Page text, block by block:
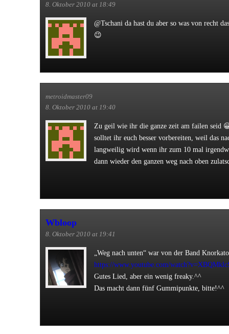
8. Oktober 2010 at 18:49
@Tschani da hast du aber so was von recht
😉
metroidmaster09
8. Oktober 2010 at 19:40
Zu geil wie ihr die ganze zeit am failen seid
solltet ihr euch besser vorbereiten, weil das
langweilig wird wenn ihr zum 10 mal
dann wieder den ganzen weg nach oben
Wbloop
8. Oktober 2010 at 19:41
„Weg nach unten“ war von der Band
https://www.youtube.com/
Gutes Lied, aber ein wenig freaky.^^
Das macht dann fünf Gummipunkte, bitte!^^